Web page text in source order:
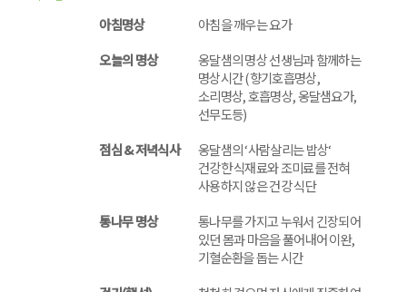
아침명상
아침을 깨우는 요가
오늘의 명상
옹달샘의 명상 선생님과 함께하는
명상시간 (향기호흡명상,
소리명상, 호흡명상, 옹달샘요가,
선무도등)
점심 & 저녁식사
옹달샘의 ‘사람살리는 밥상‘
건강한 식재료와 조미료를 전혀
사용하지 않은 건강 식단
통나무 명상
통나무를 가지고 누워서 긴장되어
있던 몸과 마음을 풀어내어 이완,
기혈순환을 돕는 시간